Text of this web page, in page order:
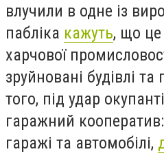
влучили в одне із
пабліка кажуть, що це
харчової
зруйновані будівлі та
того, під удар
гаражний
гаражі та автомобілі,